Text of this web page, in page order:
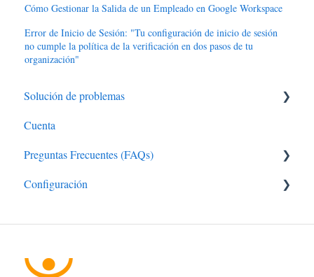
Cómo Gestionar la Salida de un Empleado en Google Workspace
Error de Inicio de Sesión: "Tu configuración de inicio de sesión
no cumple la política de la verificación en dos pasos de tu
organización"
Solución de problemas
Usuario Google Workspace
Administrador Google Workspace
Cuenta
Preguntas Frecuentes (FAQs)
Google Drive
Configuración
Administrador HubSpot